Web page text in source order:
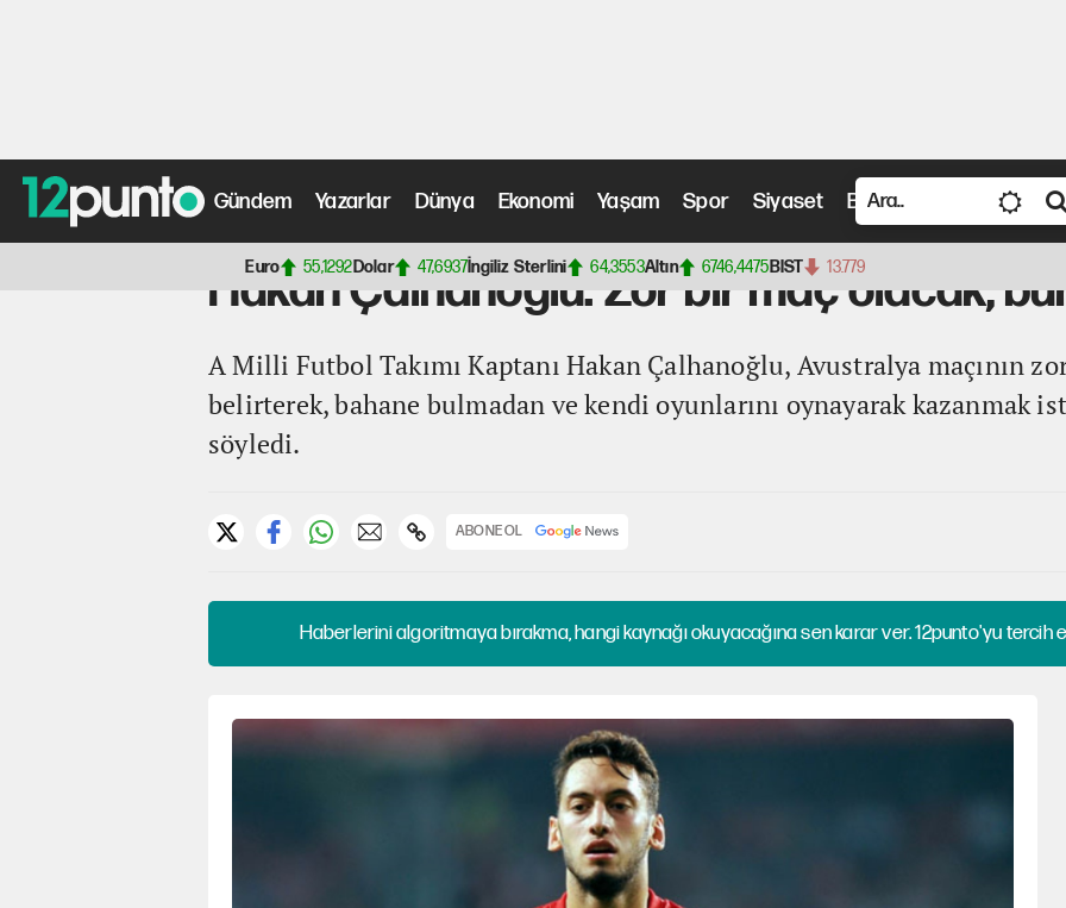
Gündem Yazarlar Dünya Ekonomi Yaşam Spor Siyaset Bilim ve Teknoloji
Euro 55,1292Dolar 47,6937İngiliz Sterlini 64,3553Altın 6746,4475BIST 13.779
Anasayfa>Spor Haberleri> Hakan Çalhanoğlu: Zor bir maç olacak, bunun farkındayız
Hakan Çalhanoğlu: Zor bir maç olacak,
A Milli Futbol Takımı Kaptanı Hakan Çalhanoğlu, Avustralya maçının
belirterek, bahane bulmadan ve kendi oyunlarını oynayarak kazanmak
söyledi.
ABONE OL
Haberlerini algoritmaya bırakma, hangi kaynağı okuyacağına sen karar ver. 12punto'yu tercih